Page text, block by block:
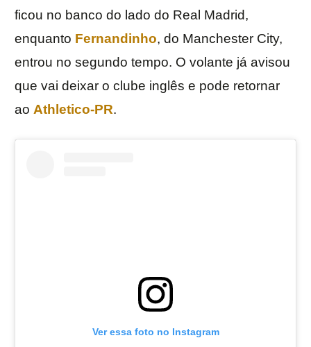
ficou no banco do lado do Real Madrid,
enquanto Fernandinho, do Manchester City,
entrou no segundo tempo. O volante já avisou
que vai deixar o clube inglês e pode retornar
ao Athletico-PR.
Ver essa foto no Instagram